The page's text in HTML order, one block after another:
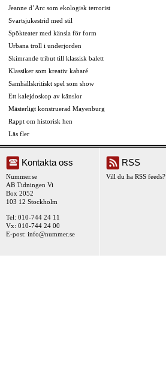
Jeanne d’Arc som ekologisk terrorist
Svartsjukestrid med stil
Spökteater med känsla för form
Urbana troll i underjorden
Skimrande tribut till klassisk balett
Klassiker som kreativ kabaré
Samhällskritiskt spel som show
Ett kalejdoskop av känslor
Mästerligt konstruerad Mayenburg
Rappt om historisk hen
Läs fler
Kontakta oss
Nummer.se
AB Tidningen Vi
Box 2052
103 12 Stockholm
Tel: 010-744 24 11
Vx: 010-744 24 00
E-post: info@nummer.se
RSS
Vill du ha RSS feeds?